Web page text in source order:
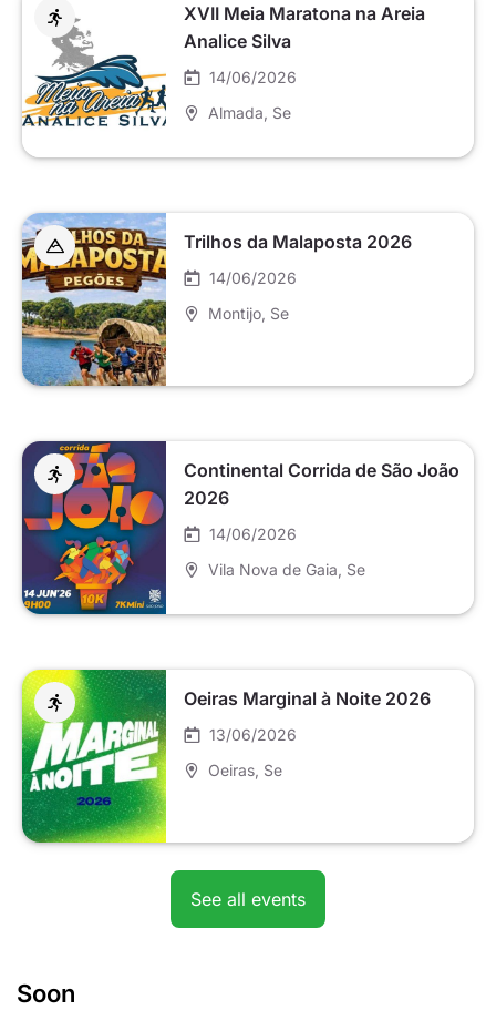
XVII Meia Maratona na Areia
Analice Silva
14/06/2026
Almada , Se
Trilhos da Malaposta 2026
14/06/2026
Montijo , Se
Continental Corrida de São João
2026
14/06/2026
Vila Nova de Gaia , Se
Oeiras Marginal à Noite 2026
13/06/2026
Oeiras , Se
See all events
Soon